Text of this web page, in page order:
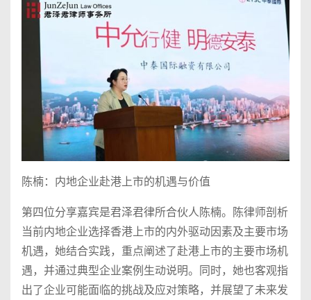
陈楠：内地企业赴港上市的机遇与价值
第四位分享嘉宾是君泽君律所合伙人陈楠。陈律师剖析
当前内地企业选择香港上市的内外驱动因素及主要市场
机遇，她结合实践，重点阐述了赴港上市的主要市场机
遇，并通过典型企业案例生动说明。同时，她也客观指
出了企业可能面临的挑战及应对策略，并展望了未来发